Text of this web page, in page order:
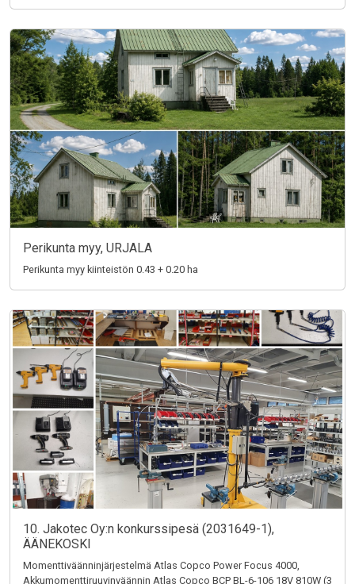
Perikunta myy, URJALA
Perikunta myy kiinteistön 0.43 + 0.20 ha
10. Jakotec Oy:n konkurssipesä (2031649-1),
ÄÄNEKOSKI
Momenttiväänninjärjestelmä Atlas Copco Power Focus 4000,
Akkumomenttiruuvinväännin Atlas Copco BCP BL-6-106 18V 810W (3